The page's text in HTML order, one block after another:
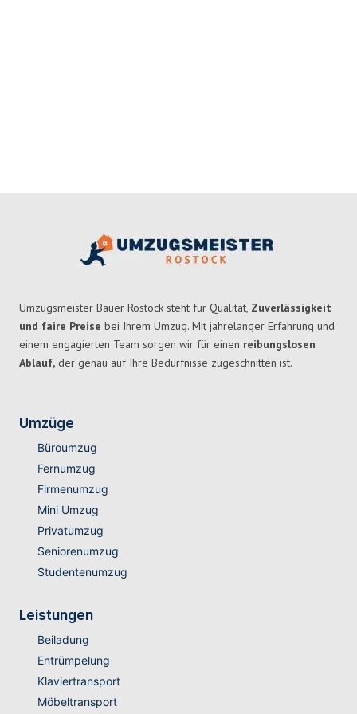
Umzugsmeister Bauer Rostock steht für Qualität, Zuverlässigkeit
und faire Preise bei Ihrem Umzug. Mit jahrelanger Erfahrung und
einem engagierten Team sorgen wir für einen reibungslosen
Ablauf, der genau auf Ihre Bedürfnisse zugeschnitten ist.
Umzüge
Büroumzug
Fernumzug
Firmenumzug
Mini Umzug
Privatumzug
Seniorenumzug
Studentenumzug
Leistungen
Beiladung
Entrümpelung
Klaviertransport
Möbeltransport